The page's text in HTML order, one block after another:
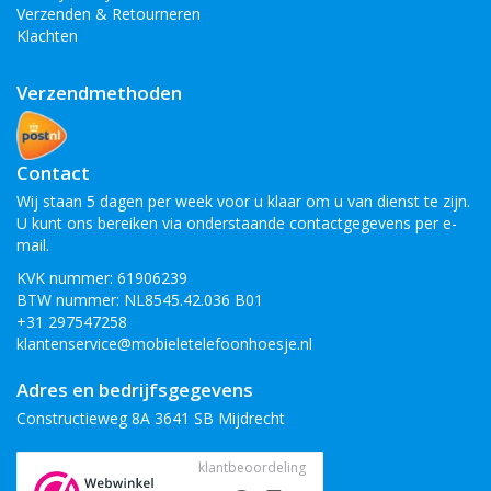
vinden van de juiste hoesje en accessoires.
Wij hebben een eigen productielijn, al onze producten zijn
gemaakt van de beste kwaliteit. Wij vinden het belangrijk dat uw
smartphone goed beschermd blijft en lang mee kan gaan.
De verzendkosten en transactie
kosten zijn gratis binnen Nederland
en België, de bestelling voor 18:00
besteld en betaald dan vandaag
verzonden, morgen in huis. Ook
heeft u recht op 14 dagen
retourgarantie!
Verzenden & Retourneren
Klachten
Verzendmethoden
Contact
Wij staan 5 dagen per week voor u klaar om u van dienst te zijn.
U kunt ons bereiken via onderstaande contactgegevens per e-
mail.
KVK nummer: 61906239
BTW nummer: NL8545.42.036 B01
+31 297547258
klantenservice@mobieletelefoonhoesje.nl
Adres en bedrijfsgegevens
Constructieweg 8A 3641 SB Mijdrecht